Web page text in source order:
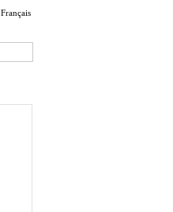
Français